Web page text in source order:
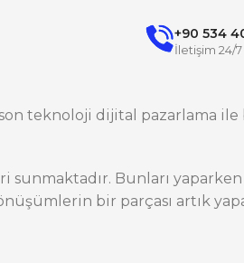
+90 534
İletişim 24/7
teknoloji dijital pazarlama ile
Bunları yaparken
bir parçası artık